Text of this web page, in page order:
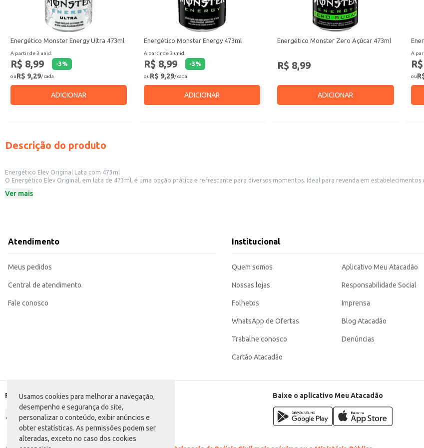
Usamos cookies para melhorar a navegação,
desempenho e segurança do site,
personalizar o conteúdo, exibir anúncios e
obter estatísticas. As permissões podem ser
alteradas, exceto no caso dos cookies
Energético Monster Energy Ultra 473ml
A partir de 3 unid.
R$ 8,99 -3%
ouR$ 9,29/ cada
ADICIONAR
Energético Monster Energy 473ml
A partir de 3 unid.
R$ 8,99 -3%
ouR$ 9,29/ cada
ADICIONAR
Energético Monster Zero Açúcar 473ml
R$ 8,99
ADICIONAR
A
ou
Descrição do produto
Energético Elev Original Lata com 473ml
O Energético Elev Original, em lata de 473ml, é uma opção prática e refrescante para diversos momentos. Ideal para revenda em
Formato prático em lata de 473ml.
O Energético Elev Original oferece praticidade e um sabor reconhecido, sendo uma opção versátil para diferentes ocasiões e públicos. Sua
inteligente para revenda ou consumo pessoal.
Ver mais
Atendimento
Meus pedidos
Central de atendimento
Fale conosco
Institucional
Quem somos
Nossas lojas
Folhetos
WhatsApp de Ofertas
Trabalhe conosco
Cartão Atacadão
Aplicativo Meu Atacadão
Responsabilidade Social
Imprensa
Blog Atacadão
Denúncias
Formas de pagamento Baixe o aplicativo Meu Atacadão